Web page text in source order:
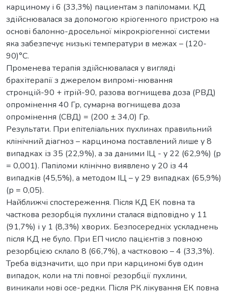
карциному і 6 (33,3%) пациентам з папіломами. КД
здійснювалася за допомогою кріогенного пристрою на
основі балонно-дросельної мікрокріогенної системи
яка забезпечує низькі температури в межах – (120-
90)°С.
Променева терапія здійснювалася у вигляді
брахітерапії з джерелом випромі-нювання
стронцій-90 + ітрій-90, разова вогнищева доза (РВД)
опромінення 40 Гр, сумарна вогнищева доза
опромінення (СВД) = (200 ± 34,0) Гр.
Результати. При епітеліальних пухлинах правильний
клінічний діагноз – карцинома поставлений лише у 8
випадках із 35 (22,9%), а за даними ІЦ - у 22 (62,9%) (р
= 0,001). Папіломи клінічно виявлено у 20 із 44
випадків (45,5%), а методом ІЦ – у 29 випадках (65,9%)
(р = 0,05).
Найближчі спостереження. Після КД ЕК повна та
часткова резорбція пухлини сталася відповідно у 11
(91,7%) і у 1 (8,3%) хворих. Безпосередніх ускладнень
після КД не було. При ЕП число пацієнтів з повною
резорбцією склало 8 (66,7%), а частковою – 4 (33,3%).
Треба відзначити, що при при карциномі був один
випадок, коли на тлі повної резорбції пухлини,
виникали нові осе-редки. Після РК лікування ЕК повна